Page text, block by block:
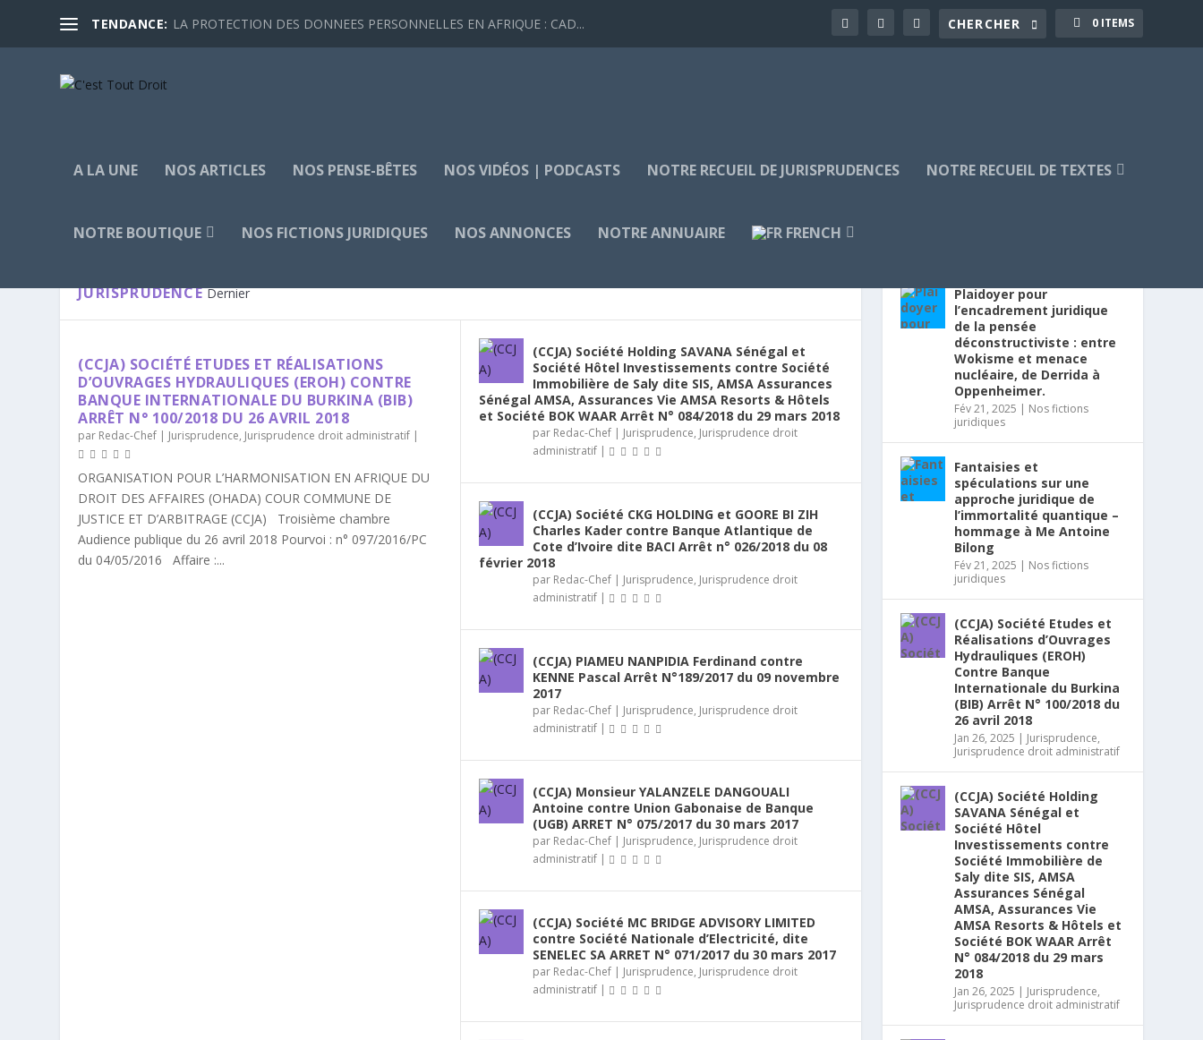
TENDANCE: LA PROTECTION DES DONNEES PERSONNELLES EN AFRIQUE : CAD... 0 ITEMS
A LA UNE NOS ARTICLES NOS PENSE-BÊTES NOS VIDÉOS | PODCASTS NOTRE RECUEIL DE JURISPRUDENCES NOTRE RECUEIL DE TEXTES
NOTRE BOUTIQUE NOS FICTIONS JURIDIQUES NOS ANNONCES NOTRE ANNUAIRE FRENCH
CATÉGORIE :JURISPRUDENCE
JURISPRUDENCE Dernier
(CCJA) SOCIÉTÉ ETUDES ET RÉALISATIONS
D’OUVRAGES HYDRAULIQUES (EROH) CONTRE
BANQUE INTERNATIONALE DU BURKINA (BIB)
ARRÊT N° 100/2018 DU 26 AVRIL 2018
par Redac-Chef | Jurisprudence, Jurisprudence droit administratif |
ORGANISATION POUR L’HARMONISATION EN AFRIQUE DU
DROIT DES AFFAIRES (OHADA) COUR COMMUNE DE
JUSTICE ET D’ARBITRAGE (CCJA) Troisième chambre
Audience publique du 26 avril 2018 Pourvoi : n° 097/2016/PC
du 04/05/2016 Affaire :...
(CCJA) Société Holding SAVANA Sénégal et
Société Hôtel Investissements contre Société
Immobilière de Saly dite SIS, AMSA Assurances
Sénégal AMSA, Assurances Vie AMSA Resorts & Hôtels
et Société BOK WAAR Arrêt N° 084/2018 du 29 mars 2018
par Redac-Chef| Jurisprudence, Jurisprudence droit
administratif|
(CCJA) Société CKG HOLDING et GOORE BI ZIH
Charles Kader contre Banque Atlantique de
Cote d’Ivoire dite BACI Arrêt n° 026/2018 du 08
février 2018
par Redac-Chef| Jurisprudence, Jurisprudence droit
administratif|
(CCJA) PIAMEU NANPIDIA Ferdinand contre
KENNE Pascal Arrêt N°189/2017 du 09 novembre
2017
par Redac-Chef| Jurisprudence, Jurisprudence droit
administratif|
(CCJA) Monsieur YALANZELE DANGOUALI
Antoine contre Union Gabonaise de Banque
(UGB) ARRET N° 075/2017 du 30 mars 2017
par Redac-Chef| Jurisprudence, Jurisprudence droit
administratif|
(CCJA) Société MC BRIDGE ADVISORY LIMITED
contre Société Nationale d’Electricité, dite
SENELEC SA ARRET N° 071/2017 du 30 mars 2017
par Redac-Chef| Jurisprudence, Jurisprudence droit
administratif|
Plaidoyer pour
l’encadrement juridique
de la pensée
déconstructiviste : entre
Wokisme et menace
nucléaire, de Derrida à
Oppenheimer.
Fév 21, 2025 | Nos fictions
juridiques
Fantaisies et
spéculations sur une
approche juridique de
l’immortalité quantique –
hommage à Me Antoine
Bilong
Fév 21, 2025 | Nos fictions
juridiques
(CCJA) Société Etudes et
Réalisations d’Ouvrages
Hydrauliques (EROH)
Contre Banque
Internationale du Burkina
(BIB) Arrêt N° 100/2018 du
26 avril 2018
Jan 26, 2025 | Jurisprudence,
Jurisprudence droit administratif
(CCJA) Société Holding
SAVANA Sénégal et
Société Hôtel
Investissements contre
Société Immobilière de
Saly dite SIS, AMSA
Assurances Sénégal
AMSA, Assurances Vie
AMSA Resorts & Hôtels et
Société BOK WAAR Arrêt
N° 084/2018 du 29 mars
2018
Jan 26, 2025 | Jurisprudence,
Jurisprudence droit administratif